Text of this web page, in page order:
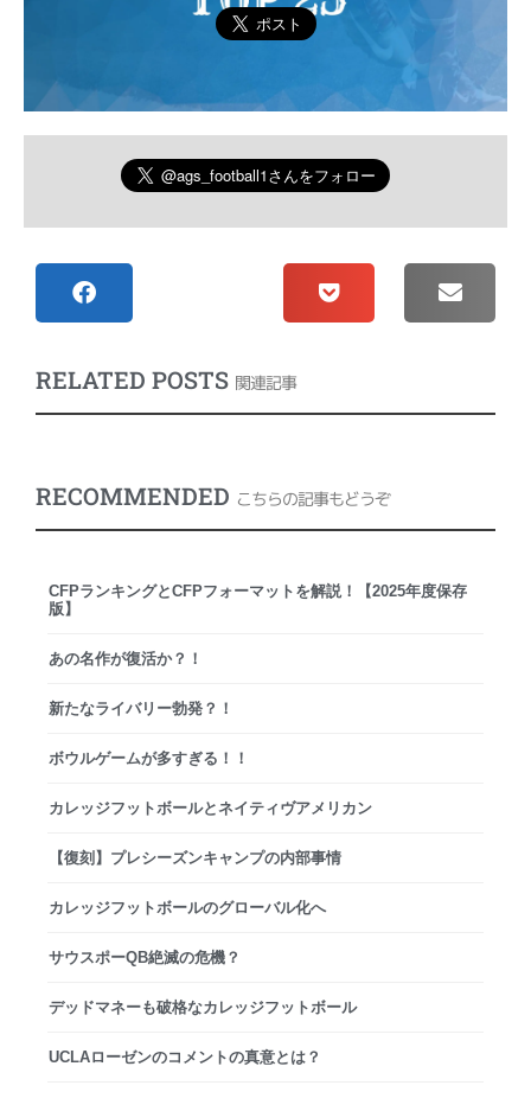
RELATED POSTS 関連記事
RECOMMENDED こちらの記事もどうぞ
CFPランキングとCFPフォーマットを解説！【2025年度保存
版】
あの名作が復活か？！
新たなライバリー勃発？！
ボウルゲームが多すぎる！！
カレッジフットボールとネイティヴアメリカン
【復刻】プレシーズンキャンプの内部事情
カレッジフットボールのグローバル化へ
サウスポーQB絶滅の危機？
デッドマネーも破格なカレッジフットボール
UCLAローゼンのコメントの真意とは？